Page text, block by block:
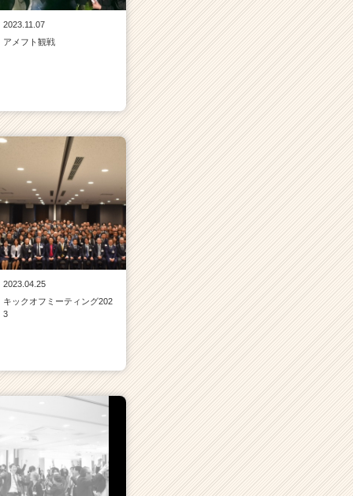
2023.11.07
アメフト観戦
2023.04.25
キックオフミーティング202
3